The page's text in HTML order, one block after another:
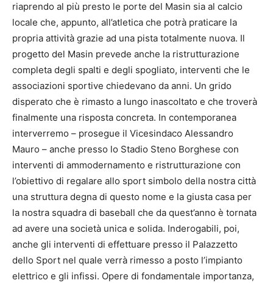
riaprendo al più presto le porte del Masin sia al calcio
locale che, appunto, all’atletica che potrà praticare la
propria attività grazie ad una pista totalmente nuova. Il
progetto del Masin prevede anche la ristrutturazione
completa degli spalti e degli spogliato, interventi che le
associazioni sportive chiedevano da anni. Un grido
disperato che è rimasto a lungo inascoltato e che troverà
finalmente una risposta concreta. In contemporanea
interverremo – prosegue il Vicesindaco Alessandro
Mauro – anche presso lo Stadio Steno Borghese con
interventi di ammodernamento e ristrutturazione con
l’obiettivo di regalare allo sport simbolo della nostra città
una struttura degna di questo nome e la giusta casa per
la nostra squadra di baseball che da quest’anno è tornata
ad avere una società unica e solida. Inderogabili, poi,
anche gli interventi di effettuare presso il Palazzetto
dello Sport nel quale verrà rimesso a posto l’impianto
elettrico e gli infissi. Opere di fondamentale importanza,